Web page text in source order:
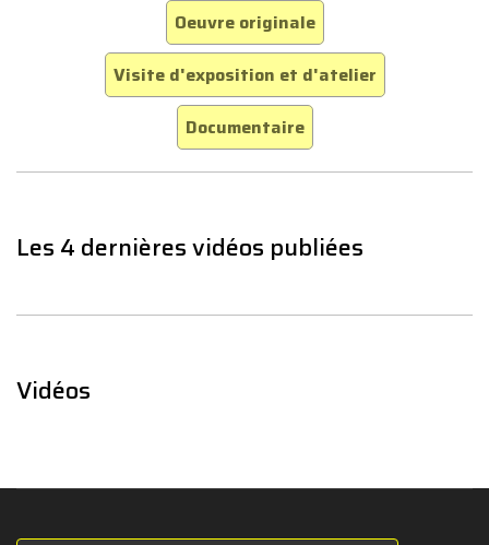
Oeuvre originale
Visite d'exposition et d'atelier
Documentaire
Les 4 dernières vidéos publiées
Vidéos